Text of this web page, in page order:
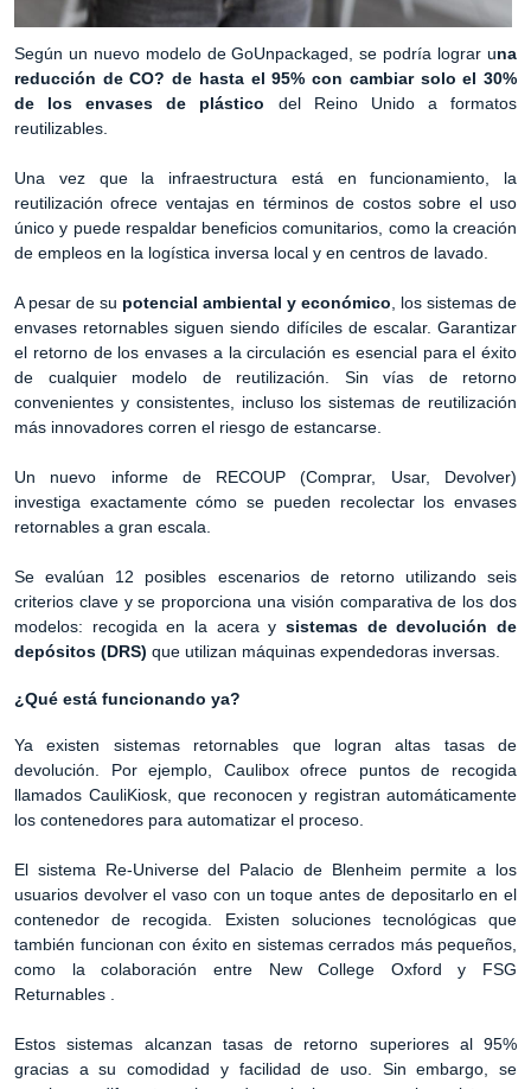
Según un nuevo modelo de GoUnpackaged, se podría lograr una
reducción de CO? de hasta el 95% con cambiar solo el 30%
de los envases de plástico del Reino Unido a formatos
reutilizables.
Una vez que la infraestructura está en funcionamiento, la
reutilización ofrece ventajas en términos de costos sobre el uso
único y puede respaldar beneficios comunitarios, como la creación
de empleos en la logística inversa local y en centros de lavado.
A pesar de su potencial ambiental y económico , los sistemas de
envases retornables siguen siendo difíciles de escalar. Garantizar
el retorno de los envases a la circulación es esencial para el éxito
de cualquier modelo de reutilización. Sin vías de retorno
convenientes y consistentes, incluso los sistemas de reutilización
más innovadores corren el riesgo de estancarse.
Un nuevo informe de RECOUP (Comprar, Usar, Devolver)
investiga exactamente cómo se pueden recolectar los envases
retornables a gran escala.
Se evalúan 12 posibles escenarios de retorno utilizando seis
criterios clave y se proporciona una visión comparativa de los dos
modelos: recogida en la acera y sistemas de devolución de
depósitos (DRS) que utilizan máquinas expendedoras inversas.
¿Qué está funcionando ya?
Ya existen sistemas retornables que logran altas tasas de
devolución. Por ejemplo, Caulibox ofrece puntos de recogida
llamados CauliKiosk, que reconocen y registran automáticamente
los contenedores para automatizar el proceso.
El sistema Re-Universe del Palacio de Blenheim permite a los
usuarios devolver el vaso con un toque antes de depositarlo en el
contenedor de recogida. Existen soluciones tecnológicas que
también funcionan con éxito en sistemas cerrados más pequeños,
como la colaboración entre New College Oxford y FSG
Returnables .
Estos sistemas alcanzan tasas de retorno superiores al 95%
gracias a su comodidad y facilidad de uso. Sin embargo, se